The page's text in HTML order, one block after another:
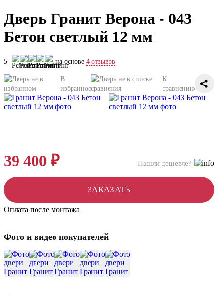
Дверь Гранит Верона - 043
Бетон светлый 12 мм
5 на основе 4 отзывов
В
избранное
К
сравнению
39 400 ₽ Нашли дешевле?
ЗАКАЗАТЬ
Оплата после монтажа
Фото и видео покупателей